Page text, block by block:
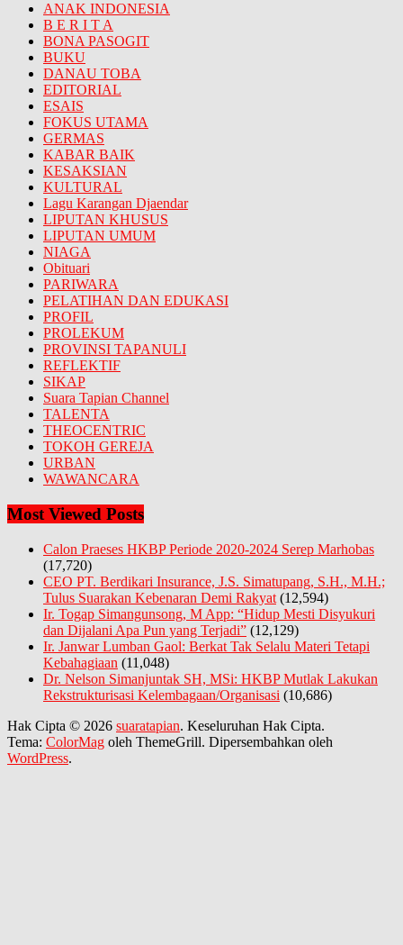
ANAK INDONESIA
B E R I T A
BONA PASOGIT
BUKU
DANAU TOBA
EDITORIAL
ESAIS
FOKUS UTAMA
GERMAS
KABAR BAIK
KESAKSIAN
KULTURAL
Lagu Karangan Djaendar
LIPUTAN KHUSUS
LIPUTAN UMUM
NIAGA
Obituari
PARIWARA
PELATIHAN DAN EDUKASI
PROFIL
PROLEKUM
PROVINSI TAPANULI
REFLEKTIF
SIKAP
Suara Tapian Channel
TALENTA
THEOCENTRIC
TOKOH GEREJA
URBAN
WAWANCARA
Most Viewed Posts
Calon Praeses HKBP Periode 2020-2024 Serep Marhobas
(17,720)
CEO PT. Berdikari Insurance, J.S. Simatupang, S.H., M.H.;
Tulus Suarakan Kebenaran Demi Rakyat (12,594)
Ir. Togap Simangunsong, M App: “Hidup Mesti Disyukuri
dan Dijalani Apa Pun yang Terjadi” (12,129)
Ir. Janwar Lumban Gaol: Berkat Tak Selalu Materi Tetapi
Kebahagiaan (11,048)
Dr. Nelson Simanjuntak SH, MSi: HKBP Mutlak Lakukan
Rekstrukturisasi Kelembagaan/Organisasi (10,686)
Hak Cipta © 2026 suaratapian. Keseluruhan Hak Cipta.
Tema: ColorMag oleh ThemeGrill. Dipersembahkan oleh
WordPress.